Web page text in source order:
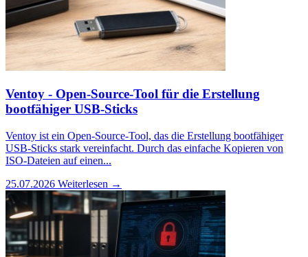
Ventoy - Open-Source-Tool für die Erstellung
bootfähiger USB-Sticks
Ventoy ist ein Open-Source-Tool, das die Erstellung bootfähiger
USB-Sticks stark vereinfacht. Durch das einfache Kopieren von
ISO-Dateien auf einen...
25.07.2026 Weiterlesen →